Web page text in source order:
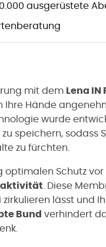
ausgerüstete
mit dem Lena IN
Ihre Hände
wurde
speichern, sodass
zu fürchten.
optimalen Schutz
. Diese
lässt und
Bund verhindert